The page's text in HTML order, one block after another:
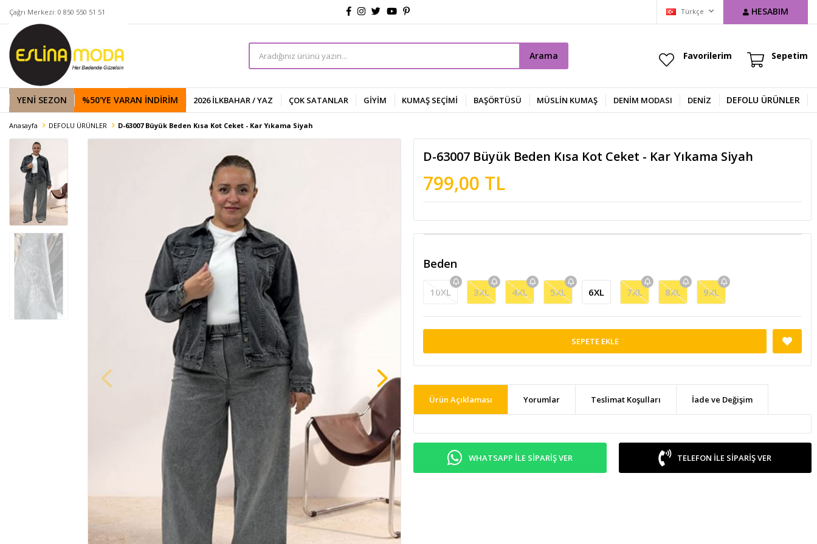
Çağrı Merkezi: 0 850 550 51 51 Türkçe HESABIM
Arama Favorilerim Sepetim
YENİ SEZON %50'YE VARAN İNDIRIM 2026 İLKBAHAR / YAZ ÇOK SATANLAR GİYİM KUMAŞ SEÇİMİ BAŞÖRTÜSÜ MÜSLİN KUMAŞ DENIM MODASI DENİZ DEFOLU ÜRÜNLER
Anasayfa DEFOLU ÜRÜNLER D-63007 Büyük Beden Kısa Kot Ceket - Kar Yıkama Siyah
D-63007 Büyük Beden Kısa Kot Ceket - Kar Yıkama Siyah
799,00 TL
Beden
10XL 3XL 4XL 5XL 6XL 7XL 8XL 9XL
SEPETE EKLE
Ürün Açıklaması Yorumlar Teslimat Koşulları İade ve Değişim
WHATSAPP ILE SIPARIŞ VER TELEFON ILE SIPARIŞ VER